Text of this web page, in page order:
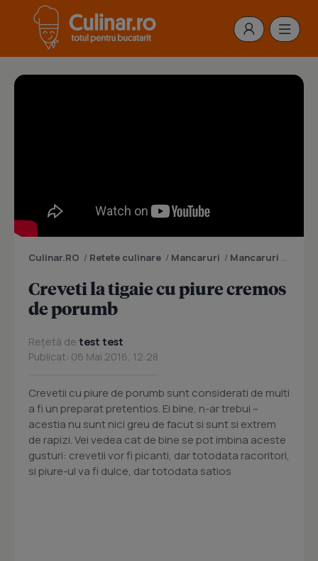
Culinar.RO / Retete culinare / Mancaruri / Mancaruri cu fructe de mare
Creveti la tigaie cu piure cremos
de porumb
Rețetă de test test
Publicat: 06 Mai 2016, 12:28
Crevetii cu piure de porumb sunt considerati de multi
a fi un preparat pretentios. Ei bine, n-ar trebui –
acestia nu sunt nici greu de facut si sunt si extrem
de rapizi. Vei vedea cat de bine se pot imbina aceste
gusturi: crevetii vor fi picanti, dar totodata racoritori,
si piure-ul va fi dulce, dar totodata satios